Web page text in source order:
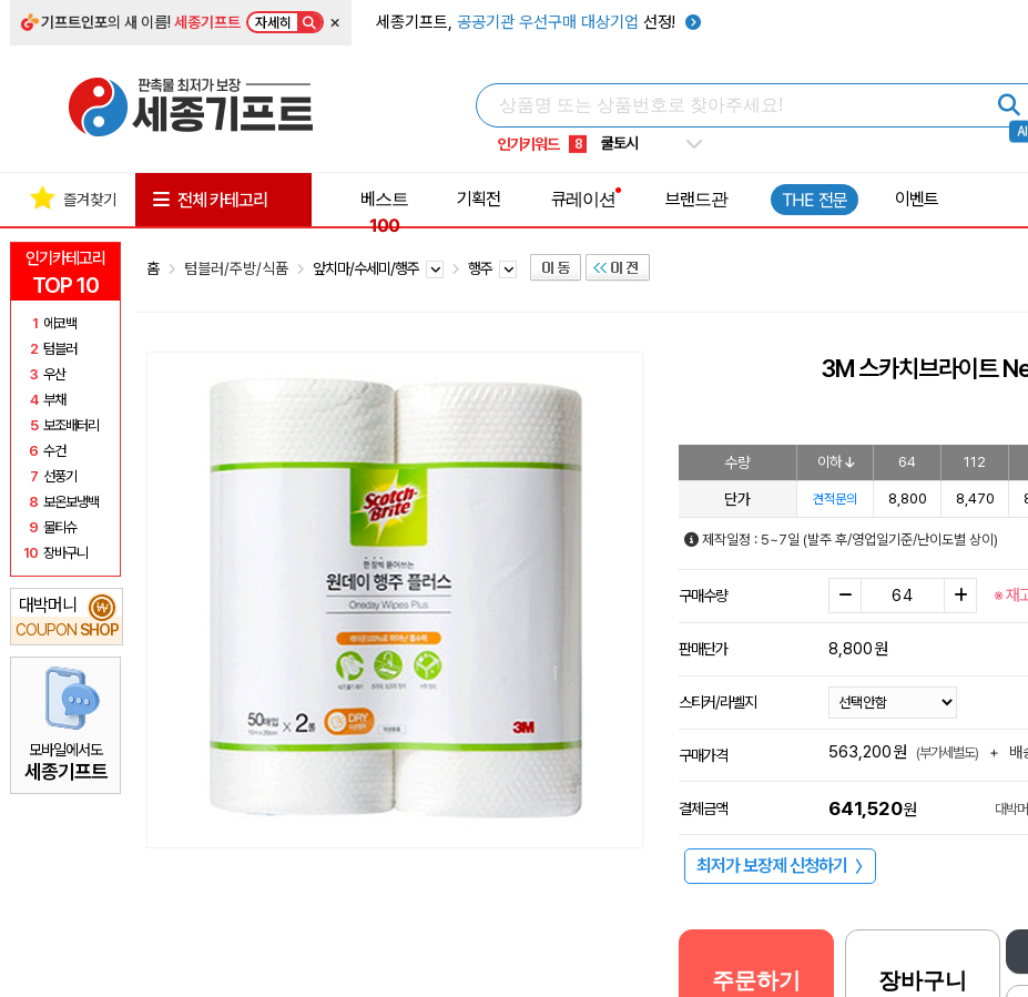
기프트인포의 새 이름!세종기프트 자세히 × 세종기프트, 공공기관 우선구매 대상기업 선정!
인기키워드
5 키캡
8 쿨토시
9 넥쿨러
1 선풍기
인기카테고리
TOP 10
1 에코백
2 텀블러
3 우산
4 부채
5 보조배터리
6 수건
7 선풍기
8 보온보냉백
9 물티슈
10 장바구니
대박머니
COUPON SHOP
₩
모바일에서도
세종기프트
즐겨찾기 전체 카테고리
베스트
100
기획전 큐레이션 브랜드관 THE 전문 이벤트
홈 텀블러/주방/식품 앞치마/수세미/행주 행주
3M 스카치브라이트
수량 이하 64 112
단가 견적문의 8,800 8,470
제작일정 : 5~7일 (발주 후/영업일기준/난이도별 상이)
구매수량 ※ 재
판매단가 8,800원
스티커/라벨지
구매가격 563,200원 (부가세별도) + 배
결제금액 641,520원 대박
최저가 보장제 신청하기 〉
주문하기 장바구니